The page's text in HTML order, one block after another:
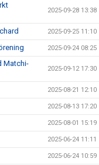
2025-09-28 13:38
2025-09-25 11:10
2025-09-24 08:25
Matchi-
2025-09-12 17:30
2025-08-21 12:10
2025-08-13 17:20
2025-08-01 15:19
2025-06-24 11:11
2025-06-24 10:59